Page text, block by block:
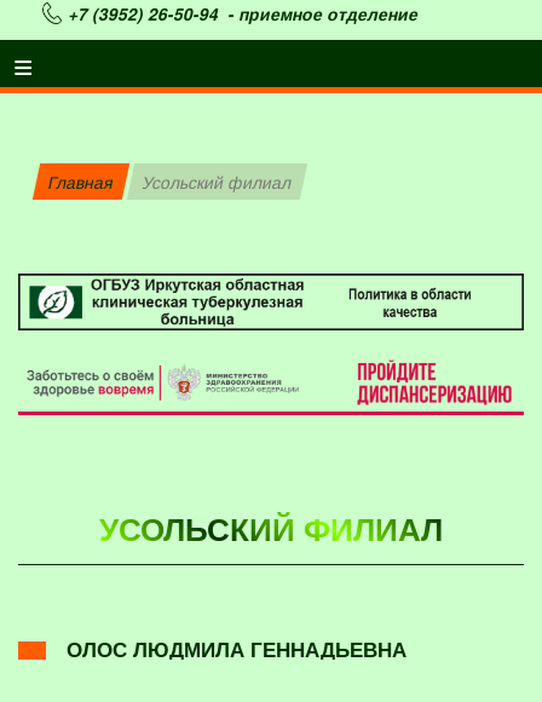
+7 (3952) 26-50-94- приемное отделение
Главная Усольский филиал
УСОЛЬСКИЙ ФИЛИАЛ
ОЛОС ЛЮДМИЛА ГЕННАДЬЕВНА